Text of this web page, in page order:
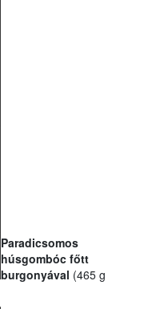
Paradicsomos
húsgombóc főtt
burgonyával (465 g